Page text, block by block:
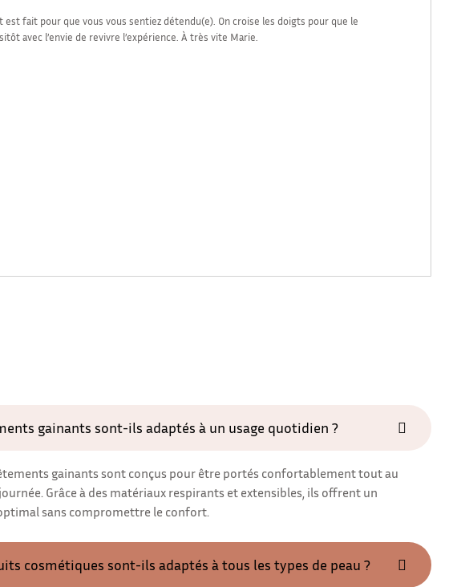
fait pour que vous vous sentiez détendu(e). On croise les doigts pour que le
avec l’envie de revivre l’expérience. À très vite Marie.
gainants sont-ils adaptés à un usage quotidien ?
gainants sont conçus pour être portés confortablement tout au
Grâce à des matériaux respirants et extensibles, ils offrent un
sans compromettre le confort.
cosmétiques sont-ils adaptés à tous les types de peau ?